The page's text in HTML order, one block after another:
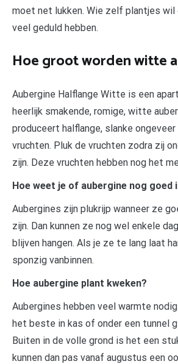
moet net lukken. Wie zelf plantjes wil
veel geduld hebben.
Hoe groot worden witte
Aubergine Halflange Witte is een
heerlijk smakende, romige, witte
produceert halflange, slanke
vruchten. Pluk de vruchten zodra zij
zijn. Deze vruchten hebben nog het
Hoe weet je of aubergine nog goed
Aubergines zijn plukrijp wanneer ze
zijn. Dan kunnen ze nog wel enkele
blijven hangen. Als je ze te lang laat
sponzig vanbinnen.
Hoe aubergine plant kweken?
Aubergines hebben veel warmte
het beste in kas of onder een tunnel
Buiten in de volle grond is het een
kunnen dan pas vanaf augustus een